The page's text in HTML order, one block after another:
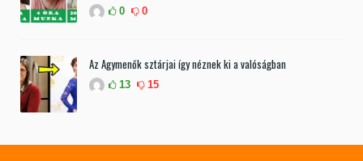
0 0
Az Agymenők sztárjai így néznek ki a valóságban
13 15